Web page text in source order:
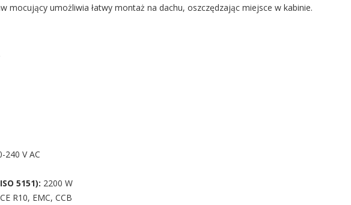
mocujący umożliwia łatwy montaż na dachu, oszczędzając miejsce w kabinie.
240 V AC
5151): 2200 W
R10, EMC, CCB